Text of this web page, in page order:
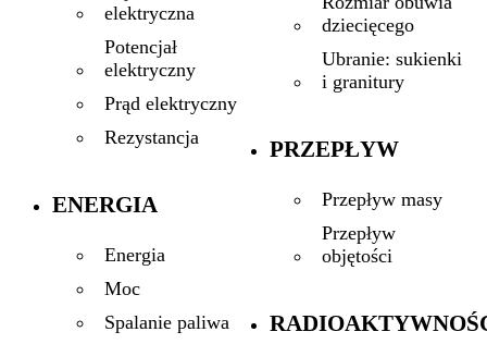
elektryczna
Potencjał
elektryczny
Prąd elektryczny
Rezystancja
ENERGIA
Energia
Moc
Spalanie paliwa
dziecięcego
Ubranie: sukienki
i granitury
PRZEPŁYW
Przepływ masy
Przepływ
objętości